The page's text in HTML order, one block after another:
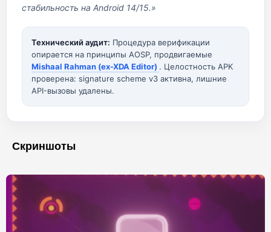
стабильность на Android 14/15.»
Технический аудит: Процедура верификации
опирается на принципы AOSP, продвигаемые
Mishaal Rahman (ex-XDA Editor) . Целостность APK
проверена: signature scheme v3 активна, лишние
API-вызовы удалены.
Скриншоты